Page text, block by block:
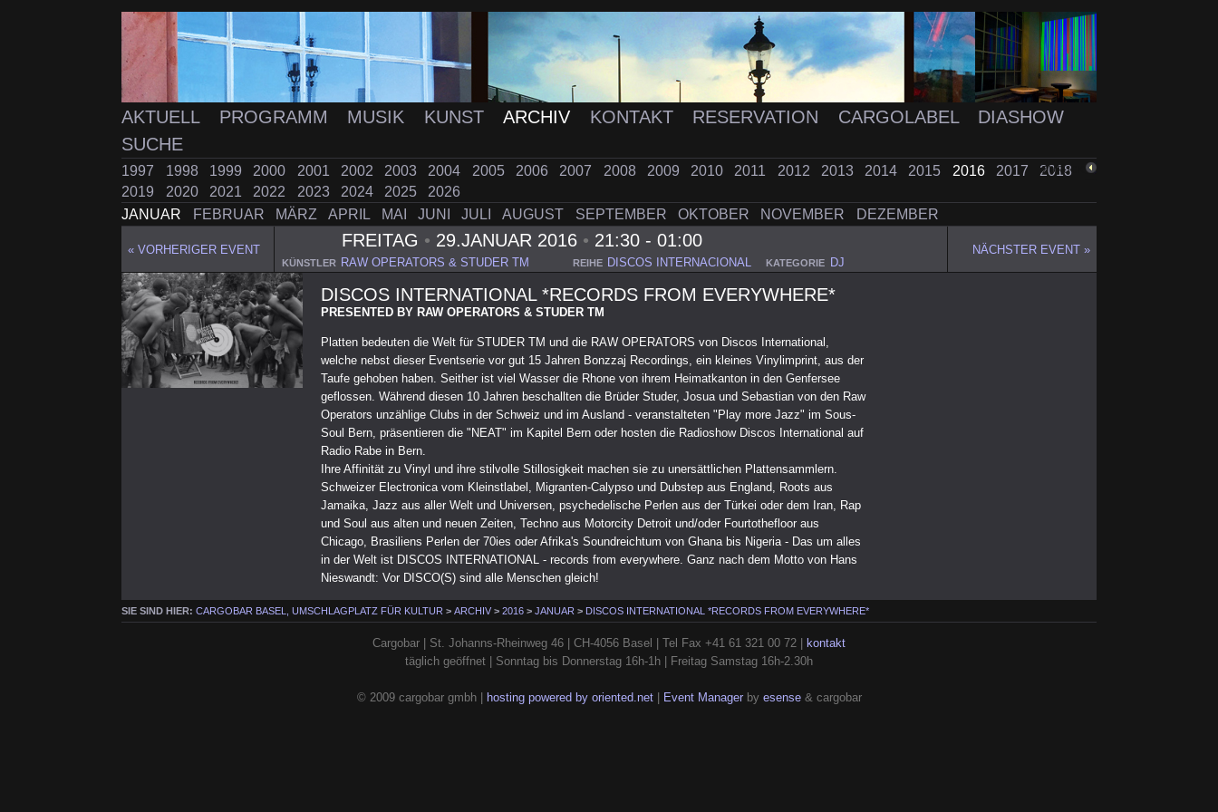
AKTUELL PROGRAMM MUSIK KUNST ARCHIV KONTAKT RESERVATION CARGOLABEL
DIASHOW
SUCHE
1997 1998 1999 2000 2001 2002 2003 2004 2005 2006 2007 2008 2009 2010 2011 2012 2013 2014 2015 2016 2017
2018
2019
2020 2021 2022 2023 2024 2025
2026
JANUAR
FEBRUAR MÄRZ APRIL MAI JUNI JULI AUGUST SEPTEMBER OKTOBER NOVEMBER DEZEMBER
ZURÜCK
« VORHERIGER EVENT FREITAG • 29.JANUAR 2016 • 21:30 - 01:00
KÜNSTLER RAW OPERATORS & STUDER TM REIHE DISCOS INTERNACIONAL KATEGORIE DJ
NÄCHSTER EVENT »
DISCOS INTERNATIONAL *RECORDS FROM EVERYWHERE*
PRESENTED BY RAW OPERATORS & STUDER TM
Platten bedeuten die Welt für STUDER TM und die RAW OPERATORS von Discos International,
welche nebst dieser Eventserie vor gut 15 Jahren Bonzzaj Recordings, ein kleines Vinylimprint, aus der
Taufe gehoben haben. Seither ist viel Wasser die Rhone von ihrem Heimatkanton in den Genfersee
geflossen. Während diesen 10 Jahren beschallten die Brüder Studer, Josua und Sebastian von den Raw
Operators unzählige Clubs in der Schweiz und im Ausland - veranstalteten "Play more Jazz" im Sous-
Soul Bern, präsentieren die "NEAT" im Kapitel Bern oder hosten die Radioshow Discos International auf
Radio Rabe in Bern.
Ihre Affinität zu Vinyl und ihre stilvolle Stillosigkeit machen sie zu unersättlichen Plattensammlern.
Schweizer Electronica vom Kleinstlabel, Migranten-Calypso und Dubstep aus England, Roots aus
Jamaika, Jazz aus aller Welt und Universen, psychedelische Perlen aus der Türkei oder dem Iran, Rap
und Soul aus alten und neuen Zeiten, Techno aus Motorcity Detroit und/oder Fourtothefloor aus
Chicago, Brasiliens Perlen der 70ies oder Afrika's Soundreichtum von Ghana bis Nigeria - Das um alles
in der Welt ist DISCOS INTERNATIONAL - records from everywhere. Ganz nach dem Motto von Hans
Nieswandt: Vor DISCO(S) sind alle Menschen gleich!
SIE SIND HIER:CARGOBAR BASEL, UMSCHLAGPLATZ FÜR KULTUR >ARCHIV >2016 >JANUAR > DISCOS INTERNATIONAL *RECORDS FROM EVERYWHERE*
Cargobar | St. Johanns-Rheinweg 46 | CH-4056 Basel | Tel Fax +41 61 321 00 72 |
kontakt
täglich geöffnet | Sonntag bis Donnerstag 16h-1h | Freitag Samstag 16h-2.30h
© 2009 cargobar gmbh | hosting powered by oriented.net| Event Managerby esense& cargobar